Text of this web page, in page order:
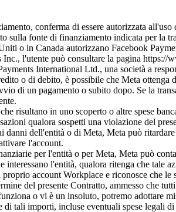
conferma di essere autorizzata
sulla fonte di finanziamento indicata per
o in Canada autorizzano Facebook
l'utente può consultare la pagina
International Ltd., una società a
o di debito, è possibile che Meta
di un pagamento o subito dopo. Se la
risultano in uno scoperto o altre spese
qualora sospetti una violazione del
danni dell'entità o di Meta, Meta può
l'account.
per l'entità o per Meta, Meta può
l'entità, qualora ritenga che tale
account Workplace e riconosce che
del presente Contratto, ammesso che
o vi è un insoluto, potremo adottare
di tali importi, incluse eventuali spese legali